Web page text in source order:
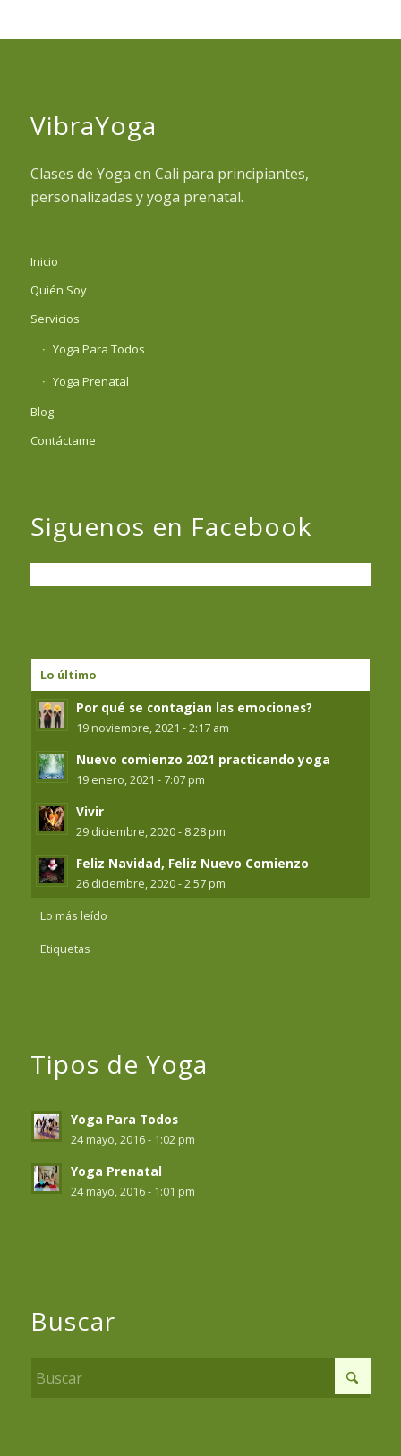
VibraYoga
Clases de Yoga en Cali para principiantes,
personalizadas y yoga prenatal.
Inicio
Quién Soy
Servicios
Yoga Para Todos
Yoga Prenatal
Blog
Contáctame
Siguenos en Facebook
Lo último
Por qué se contagian las emociones?
19 noviembre, 2021 - 2:17 am
Nuevo comienzo 2021 practicando yoga
19 enero, 2021 - 7:07 pm
Vivir
29 diciembre, 2020 - 8:28 pm
Feliz Navidad, Feliz Nuevo Comienzo
26 diciembre, 2020 - 2:57 pm
Lo más leído
Etiquetas
Tipos de Yoga
Yoga Para Todos
24 mayo, 2016 - 1:02 pm
Yoga Prenatal
24 mayo, 2016 - 1:01 pm
Buscar